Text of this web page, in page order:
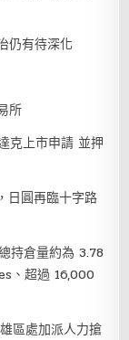
仍有待深化
所
克上市申請 並押
日圓再臨十字路
持倉量約為 3.78
、超過 16,000
區處加派人力搶